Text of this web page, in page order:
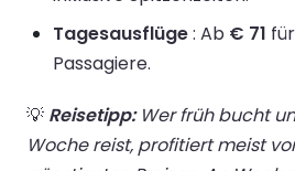
Tagesausflüge: Ab € 71
Passagiere.
💡 Reisetipp:Wer früh bucht
Woche reist, profitiert meist